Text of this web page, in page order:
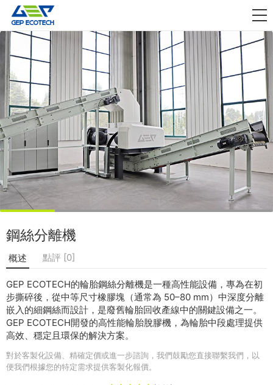
應用領域
資訊動態
關於我們
聯絡我們

鋼絲分離機
概述 點評 [0]
GEP ECOTECH的輪胎鋼絲分離機是一種高性能設備，專為在初
步撕碎後，從中等尺寸橡膠塊（通常為 50–80 mm）中深度分離
嵌入的細鋼絲而設計，是廢舊輪胎回收產線中的關鍵設備之一。
GEP ECOTECH開發的高性能輪胎脫膠機，為輪胎中段處理提供
高效、穩定且環保的解決方案。
對於客製化設備、精確定價或進一步諮詢，我們鼓勵您直接聯繫我們，以
便我們根據您的特定需求提供客製化報價。